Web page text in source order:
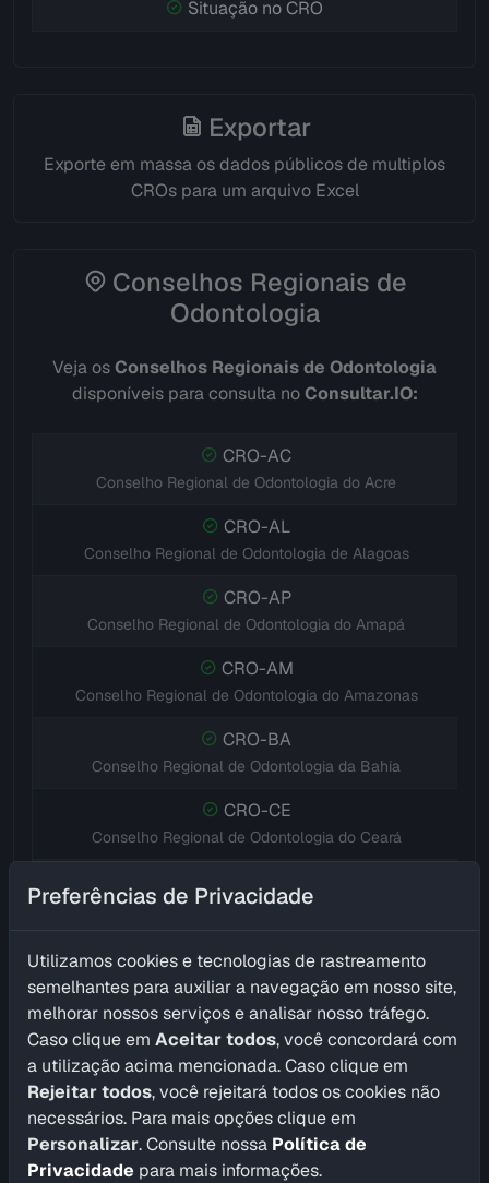
Situação no CRO
Exportar
Exporte em massa os dados públicos de multiplos
CROs para um arquivo Excel
Conselhos Regionais de
Odontologia
Veja osConselhos Regionais de Odontologia
disponíveis para consulta noConsultar.IO:
CRO-AC
Conselho Regional de Odontologia do Acre
CRO-AL
Conselho Regional de Odontologia de Alagoas
CRO-AP
Conselho Regional de Odontologia do Amapá
CRO-AM
Conselho Regional de Odontologia do Amazonas
CRO-BA
Conselho Regional de Odontologia da Bahia
CRO-CE
Conselho Regional de Odontologia do Ceará
Conselho Regional de Odontologia do Distrito Federal
CRO-ES
Conselho Regional de Odontologia do Espírito Santo
CRO-GO
Conselho Regional de Odontologia de Goiás
CRO-MA
Conselho Regional de Odontologia do Maranhão
CRO-MT
Preferências de Privacidade
Utilizamos cookies e tecnologias de rastreamento
semelhantes para auxiliar a navegação em nosso site,
melhorar nossos serviços e analisar nosso tráfego.
Caso clique em Aceitar todos, você concordará com
a utilização acima mencionada. Caso clique em
Rejeitar todos, você rejeitará todos os cookies não
necessários. Para mais opções clique em
Personalizar. Consulte nossa Política de
Privacidade para mais informações.